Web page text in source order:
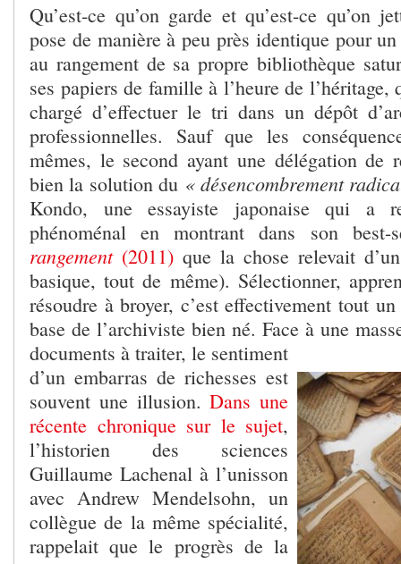
Qu’est-ce qu’on garde et qu’est-ce qu’on
pose de manière à peu près identique pour
au rangement de sa propre bibliothèque
ses papiers de famille à l’heure de
chargé d’effectuer le tri dans un dépôt
professionnelles. Sauf que les
mêmes, le second ayant une délégation de
bien la solution du « désencombrement
Kondo, une essayiste japonaise qui a
phénoménal en montrant dans son
rangement(2011) que la chose relevait
basique, tout de même). Sélectionner,
résoudre à broyer, c’est effectivement tout
base de l’archiviste bien né. Face à une
documents à traiter, le sentiment
d’un embarras de richesses est
souvent une illusion.Dans une
récente chronique sur le sujet,
l’historien des sciences
Guillaume Lachenal à l’unisson
avec Andrew Mendelsohn, un
collègue de la même spécialité,
rappelait que le progrès de la